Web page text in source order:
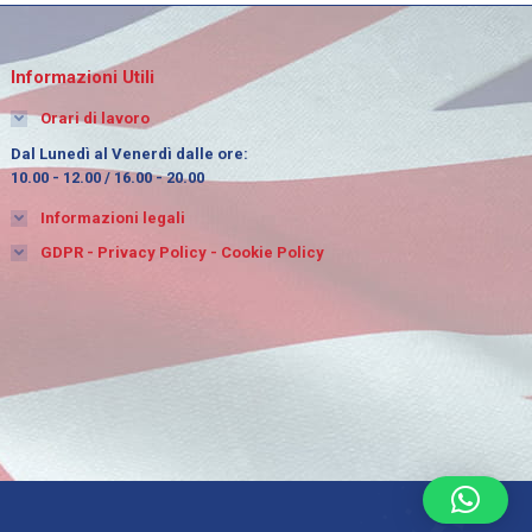
Informazioni Utili
Orari di lavoro
Dal Lunedì al Venerdì dalle ore:
10.00 - 12.00 / 16.00 - 20.00
Informazioni legali
GDPR - Privacy Policy - Cookie Policy